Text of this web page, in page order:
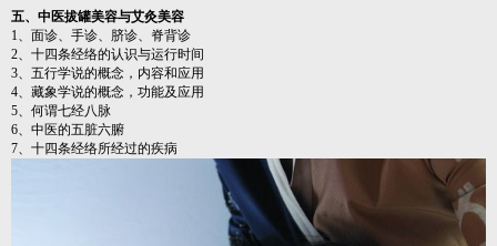
五、中医拔罐美容与艾灸美容
1、面诊、手诊、脐诊、脊背诊
2、十四条经络的认识与运行时间
3、五行学说的概念，内容和应用
4、藏象学说的概念，功能及应用
5、何谓七经八脉
6、中医的五脏六腑
7、十四条经络所经过的疾病